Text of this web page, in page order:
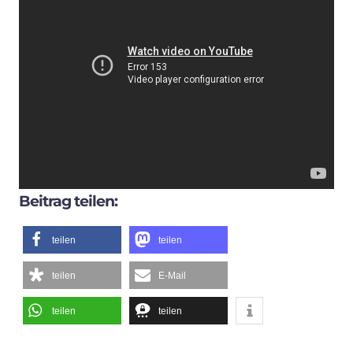
Beitrag teilen:
teilen teilen
teilen E-Mail
teilen teilen